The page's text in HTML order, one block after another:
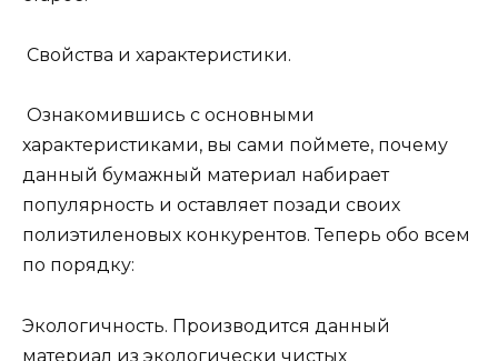
Свойства и характеристики.
Ознакомившись с основными
характеристиками, вы сами поймете, почему
данный бумажный материал набирает
популярность и оставляет позади своих
полиэтиленовых конкурентов. Теперь обо всем
по порядку:
Экологичность. Производится данный
материал из экологически чистых